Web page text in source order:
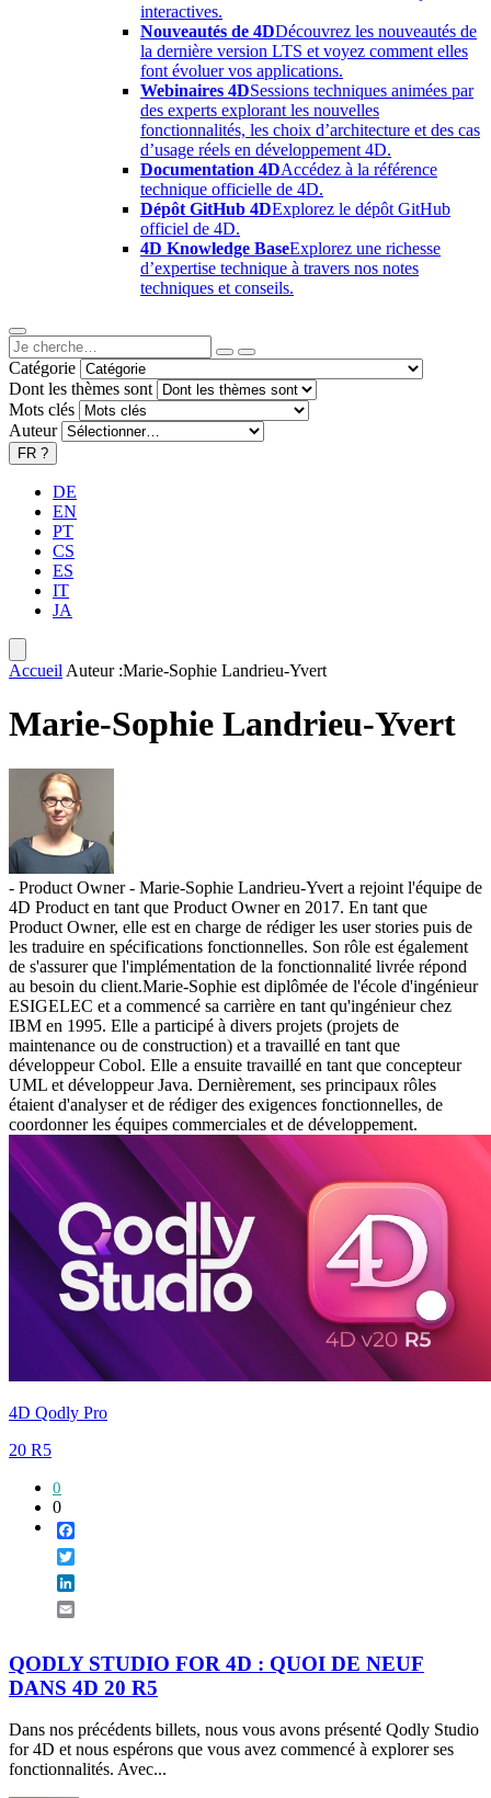
interactives.
Nouveautés de 4DDécouvrez les nouveautés de
la dernière version LTS et voyez comment elles
font évoluer vos applications.
Webinaires 4DSessions techniques animées par
des experts explorant les nouvelles
fonctionnalités, les choix d’architecture et des cas
d’usage réels en développement 4D.
Documentation 4DAccédez à la référence
technique officielle de 4D.
Dépôt GitHub 4DExplorez le dépôt GitHub
officiel de 4D.
4D Knowledge BaseExplorez une richesse
d’expertise technique à travers nos notes
techniques et conseils.
Catégorie
Dont les thèmes sont
Mots clés
Auteur
FR ?
DE
EN
PT
CS
ES
IT
JA
Accueil Auteur :Marie-Sophie Landrieu-Yvert
Marie-Sophie Landrieu-Yvert
- Product Owner - Marie-Sophie Landrieu-Yvert a rejoint l'équipe de
4D Product en tant que Product Owner en 2017. En tant que
Product Owner, elle est en charge de rédiger les user stories puis de
les traduire en spécifications fonctionnelles. Son rôle est également
de s'assurer que l'implémentation de la fonctionnalité livrée répond
au besoin du client.Marie-Sophie est diplômée de l'école d'ingénieur
ESIGELEC et a commencé sa carrière en tant qu'ingénieur chez
IBM en 1995. Elle a participé à divers projets (projets de
maintenance ou de construction) et a travaillé en tant que
développeur Cobol. Elle a ensuite travaillé en tant que concepteur
UML et développeur Java. Dernièrement, ses principaux rôles
étaient d'analyser et de rédiger des exigences fonctionnelles, de
coordonner les équipes commerciales et de développement.
4D Qodly Pro
20 R5
0
0
QODLY STUDIO FOR 4D : QUOI DE NEUF
DANS 4D 20 R5
Dans nos précédents billets, nous vous avons présenté Qodly Studio
for 4D et nous espérons que vous avez commencé à explorer ses
fonctionnalités. Avec...